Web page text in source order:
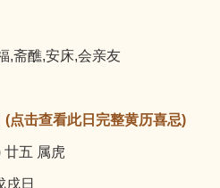
,斋醮,安床,会亲友
(点击查看此日完整黄历喜忌)
五 属虎
日